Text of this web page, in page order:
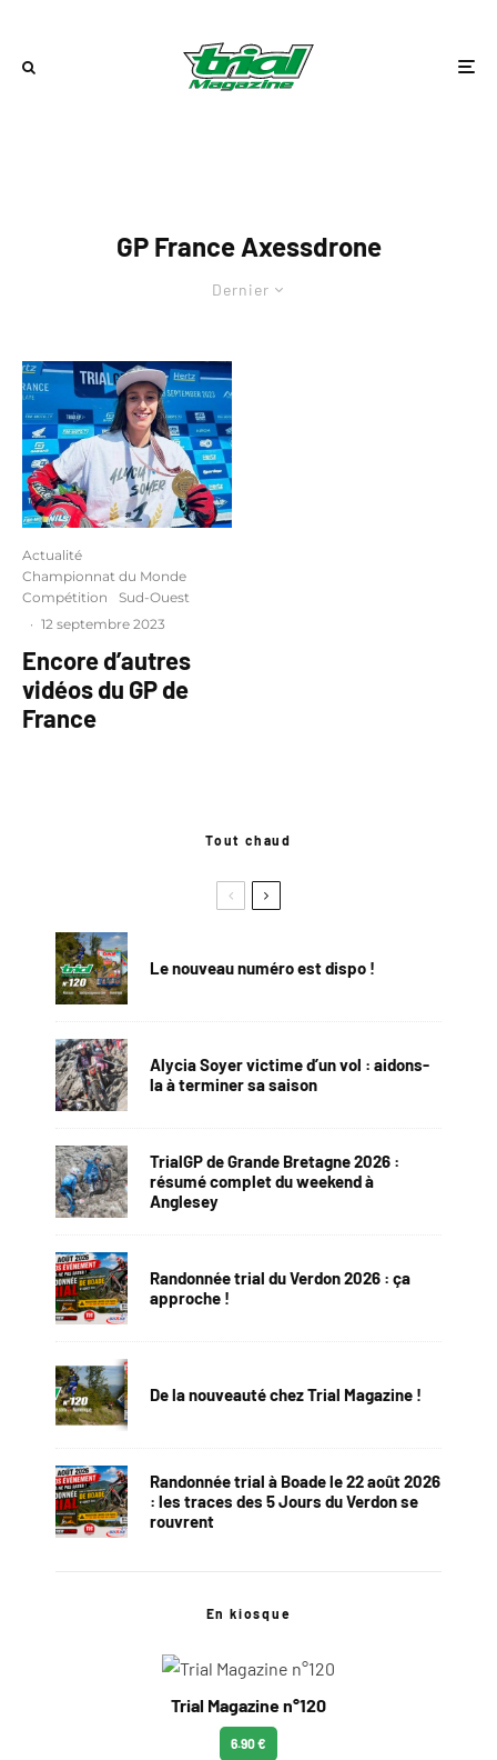
GP France Axessdrone
Dernier
Actualité
Championnat du Monde
Compétition
Sud-Ouest
· 12 septembre 2023
Encore d’autres
vidéos du GP de
France
Tout chaud
Le nouveau numéro est dispo !
Alycia Soyer victime d’un vol : aidons-
la à terminer sa saison
TrialGP de Grande Bretagne 2026 :
résumé complet du weekend à
Anglesey
Randonnée trial du Verdon 2026 : ça
approche !
De la nouveauté chez Trial Magazine !
Randonnée trial à Boade le 22 août 2026
: les traces des 5 Jours du Verdon se
rouvrent
En kiosque
Trial Magazine n°120
6.90 €